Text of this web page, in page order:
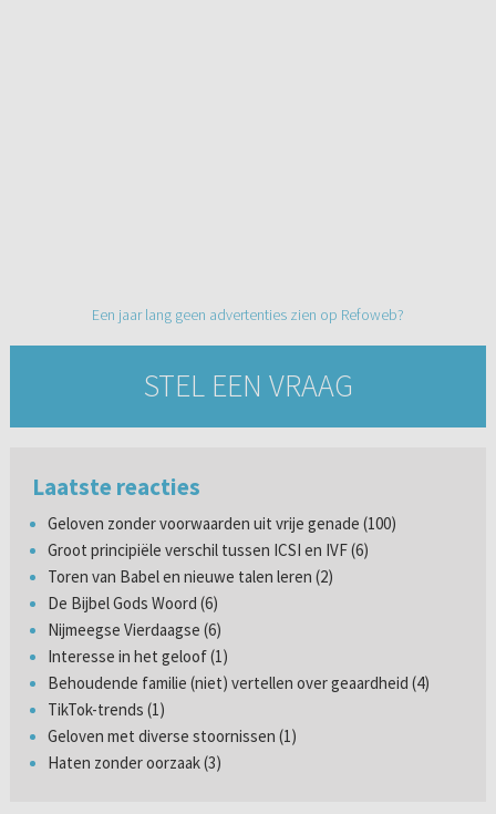
Een jaar lang geen advertenties zien op Refoweb?
STEL EEN VRAAG
Laatste reacties
Geloven zonder voorwaarden uit vrije genade (100)
Groot principiële verschil tussen ICSI en IVF (6)
Toren van Babel en nieuwe talen leren (2)
De Bijbel Gods Woord (6)
Nijmeegse Vierdaagse (6)
Interesse in het geloof (1)
Behoudende familie (niet) vertellen over geaardheid (4)
TikTok-trends (1)
Geloven met diverse stoornissen (1)
Haten zonder oorzaak (3)